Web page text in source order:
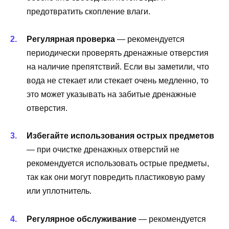
предотвратить скопление влаги.
Регулярная проверка — рекомендуется
периодически проверять дренажные отверстия
на наличие препятствий. Если вы заметили, что
вода не стекает или стекает очень медленно, то
это может указывать на забитые дренажные
отверстия.
Избегайте использования острых предметов
— при очистке дренажных отверстий не
рекомендуется использовать острые предметы,
так как они могут повредить пластиковую раму
или уплотнитель.
Регулярное обслуживание — рекомендуется